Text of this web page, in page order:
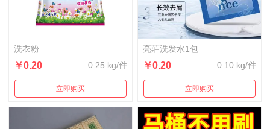
洗衣粉
￥0.20 0.25 kg/件
立即购买
亮莊洗发水1包
￥0.20 0.10 kg/件
立即购买